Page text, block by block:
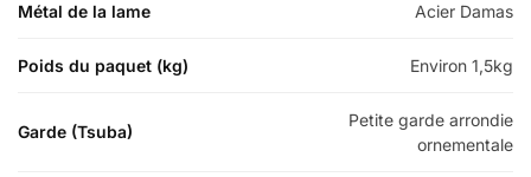
Métal de la lame Acier Damas
Poids du paquet (kg) Environ 1,5kg
Garde (Tsuba)
Petite garde arrondie
ornementale